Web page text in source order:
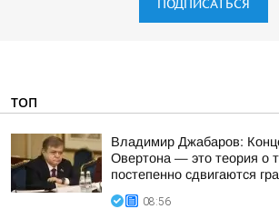
ПОДПИСАТЬСЯ
ТОП
Владимир Джабаров:
Овертона — это теория о
постепенно сдвигаются
08:56